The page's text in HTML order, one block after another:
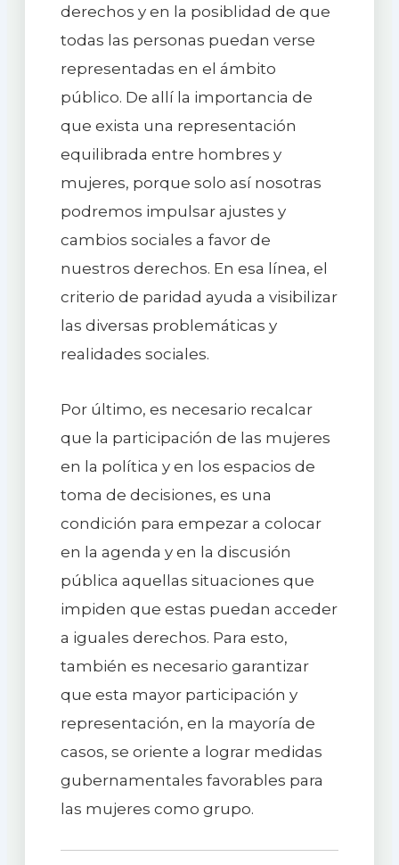
derechos y en la posiblidad de que
todas las personas puedan verse
representadas en el ámbito
público. De allí la importancia de
que exista una representación
equilibrada entre hombres y
mujeres, porque solo así nosotras
podremos impulsar ajustes y
cambios sociales a favor de
nuestros derechos. En esa línea, el
criterio de paridad ayuda a visibilizar
las diversas problemáticas y
realidades sociales.
Por último, es necesario recalcar
que la participación de las mujeres
en la política y en los espacios de
toma de decisiones, es una
condición para empezar a colocar
en la agenda y en la discusión
pública aquellas situaciones que
impiden que estas puedan acceder
a iguales derechos. Para esto,
también es necesario garantizar
que esta mayor participación y
representación, en la mayoría de
casos, se oriente a lograr medidas
gubernamentales favorables para
las mujeres como grupo.